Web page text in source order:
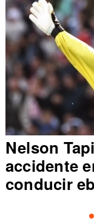
Nelson
accidente
conducir